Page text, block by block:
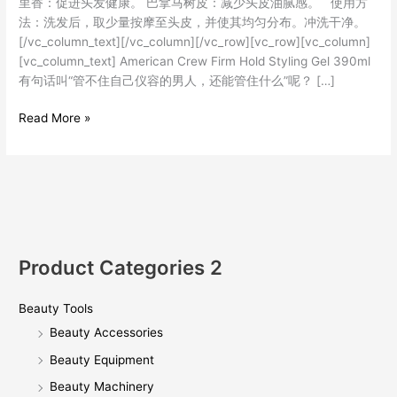
法：洗发后，取少量按摩至头皮，并使其均匀分布。冲洗干净。
[/vc_column_text][/vc_column][/vc_row][vc_row][vc_column]
[vc_column_text] American Crew Firm Hold Styling Gel 390ml
有句话叫“管不住自己仪容的男人，还能管住什么”呢？ […]
Read More »
Product Categories 2
Beauty Tools
Beauty Accessories
Beauty Equipment
Beauty Machinery